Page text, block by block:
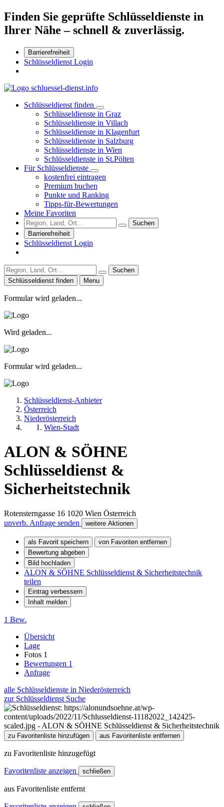
Finden Sie geprüfte Schlüsseldienste in
Ihrer Nähe – schnell & zuverlässig.
Barrierefreiheit
Schlüsseldienst Login
Schlüsseldienst finden
Schlüsseldienste in Graz
Schlüsseldienste in Villach
Schlüsseldienste in Klagenfurt
Schlüsseldienste in Salzburg
Schlüsseldienste in Wien
Schlüsseldienste in St.Pölten
Für Schlüsseldienste
kostenfrei eintragen
Premium buchen
Punkte und Ranking
Tipps-für-Bewertungen
Meine Favoriten
Suchen
Barrierefreiheit
Schlüsseldienst Login
Suchen
Schlüsseldienst finden
Menu
Formular wird geladen...
Wird geladen...
Formular wird geladen...
Schlüsseldienst-Anbieter
Österreich
Niederösterreich
Wien-Stadt
ALON & SÖHNE
Schlüsseldienst &
Sicherheitstechnik
Rotensterngasse 16 1020 Wien Österreich
unverb. Anfrage senden
weitere Aktionen
als Favorit speichern
von Favoriten entfernen
Bewertung abgeben
Bild hochladen
ALON & SÖHNE Schlüsseldienst & Sicherheitstechnik
teilen
Eintrag verbessern
Inhalt melden
1 Bew.
Übersicht
Lage
Fotos 1
Bewertungen 1
Anfrage
alle Schlüsseldienste in Niederösterreich
zur Schlüsseldienst Suche
zu Favoritenliste hinzufügen aus Favoritenliste entfernen
zu Favoritenliste hinzugefügt
Favoritenliste anzeigen schließen
aus Favoritenliste entfernt